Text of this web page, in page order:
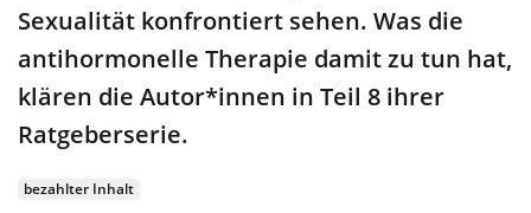
Sexualität konfrontiert sehen. Was die
antihormonelle Therapie damit zu tun hat,
klären die Autor*innen in Teil 8 ihrer
Ratgeberserie.
bezahlter Inhalt